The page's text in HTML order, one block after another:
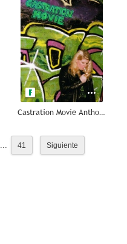
Castration Movie Anthology I: Traps
... 41 Siguiente